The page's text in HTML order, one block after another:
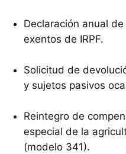
Declaración anual
exentos de IRPF.
Solicitud de
y sujetos pasivos
Reintegro de
especial de la
(modelo 341).